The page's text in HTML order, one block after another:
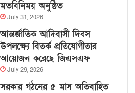
মতবিনিময় অনুষ্ঠিত
July 31, 2026
আন্তর্জাতিক আদিবাসী দিবস
উপলক্ষ্যে বিতর্ক প্রতিযোগীতার
আয়োজন করেছে জিএসএফ
July 29, 2026
সরকার গঠনের ৫ মাস অতিবাহিত